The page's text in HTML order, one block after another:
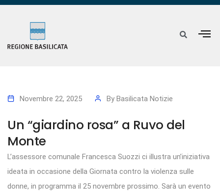
Novembre 22, 2025 By Basilicata Notizie
Un “giardino rosa” a Ruvo del
Monte
L’assessore comunale Francesca Suozzi ci illustra un’iniziativa
ideata in occasione della Giornata contro la violenza sulle
donne, in programma il 25 novembre prossimo. Sarà un evento